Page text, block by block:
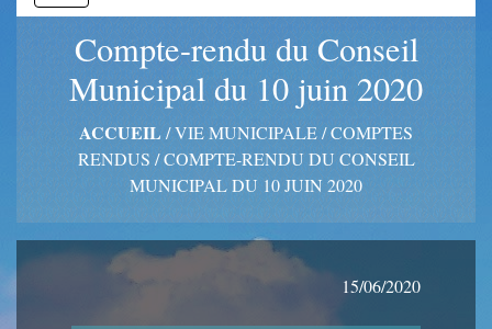
Compte-rendu du Conseil
Municipal du 10 juin 2020
ACCUEIL /VIE MUNICIPALE/COMPTES
RENDUS /COMPTE-RENDU DU CONSEIL
MUNICIPAL DU 10 JUIN 2020
15/06/2020